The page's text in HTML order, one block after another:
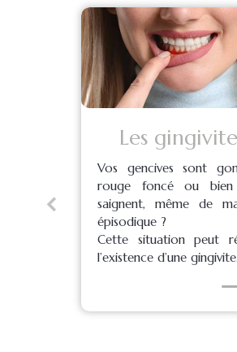
Les
Vos gencives sont
rouge foncé ou bien
saignent, même de
épisodique ?
Cette situation peut
l’existence d’une gingivite.